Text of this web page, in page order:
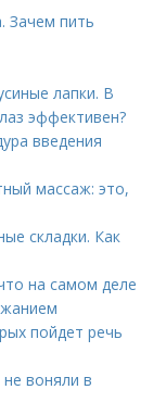
Зачем пить
лапки. В
эффективен?
введения
массаж: это,
складки. Как
на самом деле
пойдет речь
воняли в